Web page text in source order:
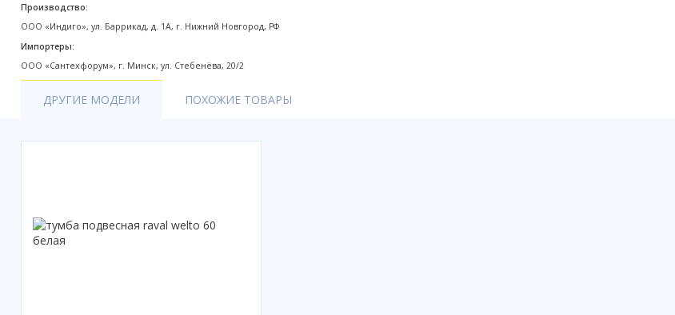
Производство:
ООО «Индиго», ул. Баррикад, д. 1А, г. Нижний Новгород, РФ
Импортеры:
ООО «Сантехфорум», г. Минск, ул. Стебенёва, 20/2
ДРУГИЕ МОДЕЛИ ПОХОЖИЕ ТОВАРЫ